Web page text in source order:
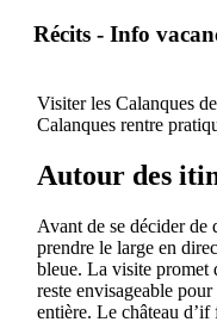
Récits - Info
Visiter les Calanques
Calanques rentre
Autour des
Avant de se décider de
prendre le large en
bleue. La visite promet
reste envisageable
entière. Le château